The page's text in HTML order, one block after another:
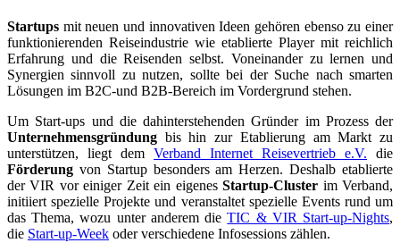
Startups mit neuen und innovativen Ideen gehören ebenso zu einer
funktionierenden Reiseindustrie wie etablierte Player mit reichlich
Erfahrung und die Reisenden selbst. Voneinander zu lernen und
Synergien sinnvoll zu nutzen, sollte bei der Suche nach smarten
Lösungen im B2C-und B2B-Bereich im Vordergrund stehen.
Um Start-ups und die dahinterstehenden Gründer im Prozess der
Unternehmensgründung bis hin zur Etablierung am Markt zu
unterstützen, liegt dem Verband Internet Reisevertrieb e.V. die
Förderung von Startup besonders am Herzen. Deshalb etablierte
der VIR vor einiger Zeit ein eigenesStartup-Cluster im Verband,
initiiert spezielle Projekte und veranstaltet spezielle Events rund um
das Thema, wozu unter anderem dieTIC & VIR Start-up-Nights,
die Start-up-Week oder verschiedene Infosessions zählen.